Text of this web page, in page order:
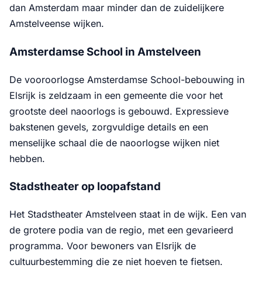
dan Amsterdam maar minder dan de zuidelijkere
Amstelveense wijken.
Amsterdamse School in Amstelveen
De vooroorlogse Amsterdamse School-bebouwing in
Elsrijk is zeldzaam in een gemeente die voor het
grootste deel naoorlogs is gebouwd. Expressieve
bakstenen gevels, zorgvuldige details en een
menselijke schaal die de naoorlogse wijken niet
hebben.
Stadstheater op loopafstand
Het Stadstheater Amstelveen staat in de wijk. Een van
de grotere podia van de regio, met een gevarieerd
programma. Voor bewoners van Elsrijk de
cultuurbestemming die ze niet hoeven te fietsen.